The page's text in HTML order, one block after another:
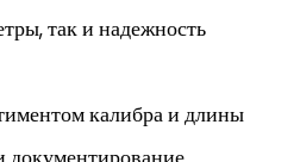
так и надежность
калибра и длины
документирование